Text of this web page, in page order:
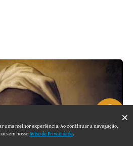
×
uma melhor experiência. Ao continuar a navegação,
em nossoAviso de Privacidade.